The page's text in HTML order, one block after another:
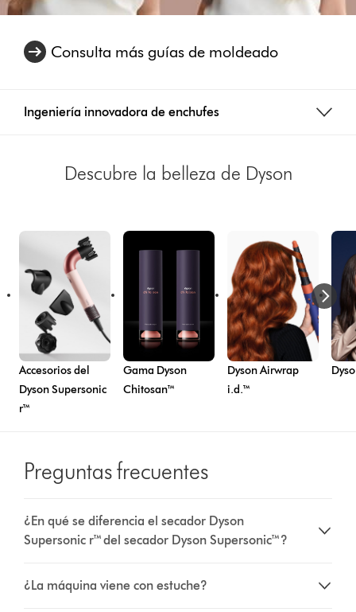
Consulta más guías de moldeado
Ingeniería innovadora de enchufes
Descubre la belleza de Dyson
Accesorios del
Dyson Supersonic
r™
Gama Dyson
Chitosan™
Dyson Airwrap
i.d.™
Preguntas frecuentes
¿En qué se diferencia el secador Dyson
Supersonic r™ del secador Dyson Supersonic™?
¿La máquina viene con estuche?